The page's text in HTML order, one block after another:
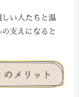
い人たちと温
支えになると
メリット